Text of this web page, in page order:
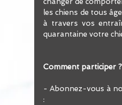
les chiens de tous
à travers vos
Comment participer ?
- Abonnez-vous à
: